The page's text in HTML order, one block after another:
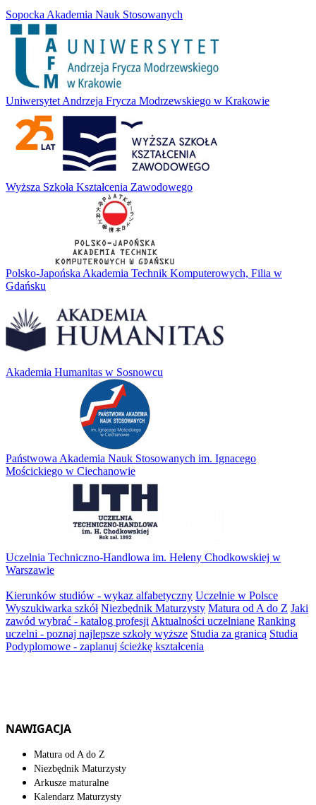
Sopocka Akademia Nauk Stosowanych
Uniwersytet Andrzeja Frycza Modrzewskiego w Krakowie
Wyższa Szkoła Kształcenia Zawodowego
Polsko-Japońska Akademia Technik Komputerowych, Filia w
Gdańsku
Akademia Humanitas w Sosnowcu
Państwowa Akademia Nauk Stosowanych im. Ignacego
Mościckiego w Ciechanowie
Uczelnia Techniczno-Handlowa im. Heleny Chodkowskiej w
Warszawie
Kierunków studiów - wykaz alfabetyczny Uczelnie w Polsce
Wyszukiwarka szkół Niezbędnik Maturzysty Matura od A do Z Jaki
zawód wybrać - katalog profesji Aktualności uczelniane Ranking
uczelni - poznaj najlepsze szkoły wyższe Studia za granicą Studia
Podyplomowe - zaplanuj ścieżkę kształcenia
NAWIGACJA
Matura od A do Z
Niezbędnik Maturzysty
Arkusze maturalne
Kalendarz Maturzysty